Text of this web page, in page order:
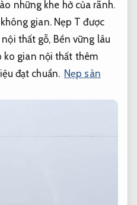
những khe hở của rãnh.
gian.Nẹp T được
thất gỗ, Bền vững lâu
gian nội thất thêm
đạt chuẩn. Nẹp sàn